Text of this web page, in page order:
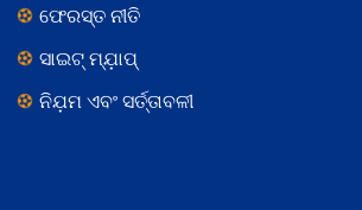
ଫେରସ୍ତ ନୀତି
ସାଇଟ୍ ମ୍ଯ଼ାପ୍
ନିଯ଼ମ ଏବଂ ସର୍ତ୍ତାବଳୀ